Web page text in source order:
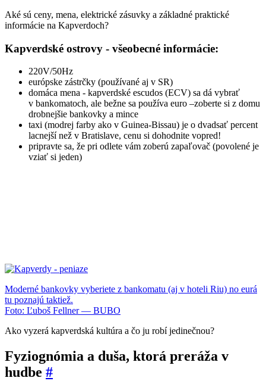
Aké sú ceny, mena, elektrické zásuvky a základné praktické
informácie na Kapverdoch?
Kapverdské ostrovy - všeobecné informácie:
220V/50Hz
európske zástrčky (používané aj v SR)
domáca mena - kapverdské escudos (ECV) sa dá vybrať
v bankomatoch, ale bežne sa používa euro –zoberte si z domu
drobnejšie bankovky a mince
taxi (modrej farby ako v Guinea-Bissau) je o dvadsať percent
lacnejšínež v Bratislave, cenu si dohodnite vopred!
pripravte sa, že pri odlete vám zoberú zapaľovač (povolené je
vziať si jeden)
Moderné bankovky vyberiete z bankomatu (aj v hoteli Riu) no eurá
tu poznajú taktiež.
Foto: Ľuboš Fellner — BUBO
Ako vyzerá kapverdská kultúra a čo ju robí jedinečnou?
Fyziognómia a duša, ktorá preráža v
hudbe #